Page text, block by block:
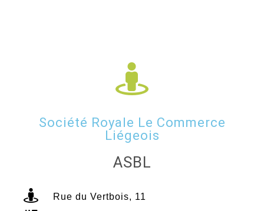
Société Royale Le Commerce
Liégeois
ASBL
Rue du Vertbois, 11